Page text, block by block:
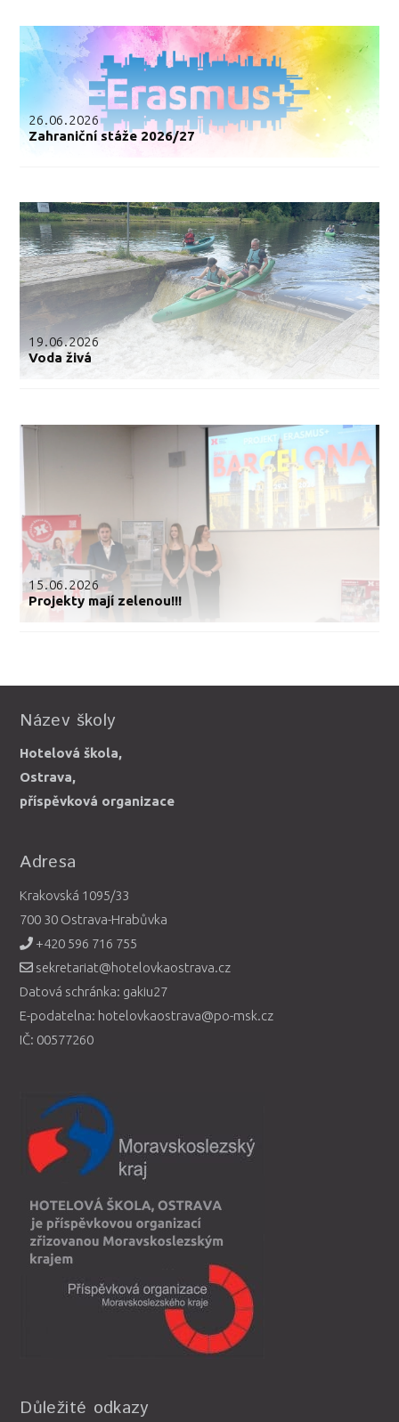
26.06.2026
Zahraniční stáže 2026/27
19.06.2026
Voda živá
15.06.2026
Projekty mají zelenou!!!
Název školy
Hotelová škola,
Ostrava,
příspěvková organizace
Adresa
Krakovská 1095/33
700 30 Ostrava-Hrabůvka
+420 596 716 755
sekretariat@hotelovkaostrava.cz
Datová schránka: gakiu27
E-podatelna: hotelovkaostrava@po-msk.cz
IČ: 00577260
Důležité odkazy